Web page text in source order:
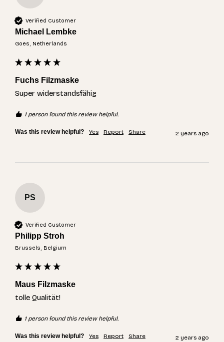
Verified Customer
Michael Lembke
Goes, Netherlands
Fuchs Filzmaske
Super widerstandsfähig
1 person found this review helpful.
Was this review helpful? Yes Report Share 2 years ago
PS
Verified Customer
Philipp Stroh
Brussels, Belgium
Maus Filzmaske
tolle Qualität!
1 person found this review helpful.
Was this review helpful? Yes Report Share 2 years ago